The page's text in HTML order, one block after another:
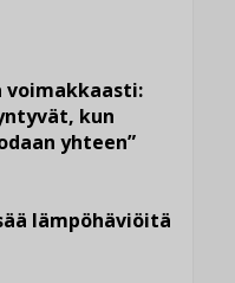
voimakkaasti:
kun
yhteen”
lämpöhäviöitä